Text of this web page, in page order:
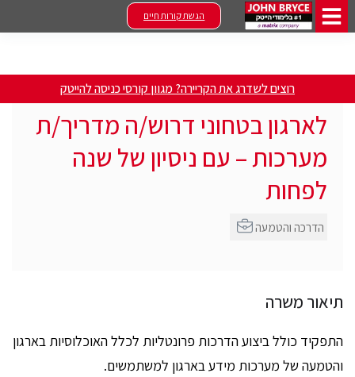
הגשת קורות חיים
רוצים לשדרג את הקריירה? מגוון קורסי כניסה להייטק
לארגון בטחוני דרוש/ה מדריך/ת
מערכות – עם ניסיון של שנה
לפחות
תיאור משרה
התפקיד כולל ביצוע הדרכות פרונטליות לכלל האוכלוסיות בארגון
והטמעה של מערכות מידע בארגון למשתמשים.